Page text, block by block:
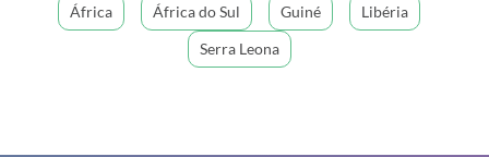
África África do Sul Guiné
Libéria
Serra Leona